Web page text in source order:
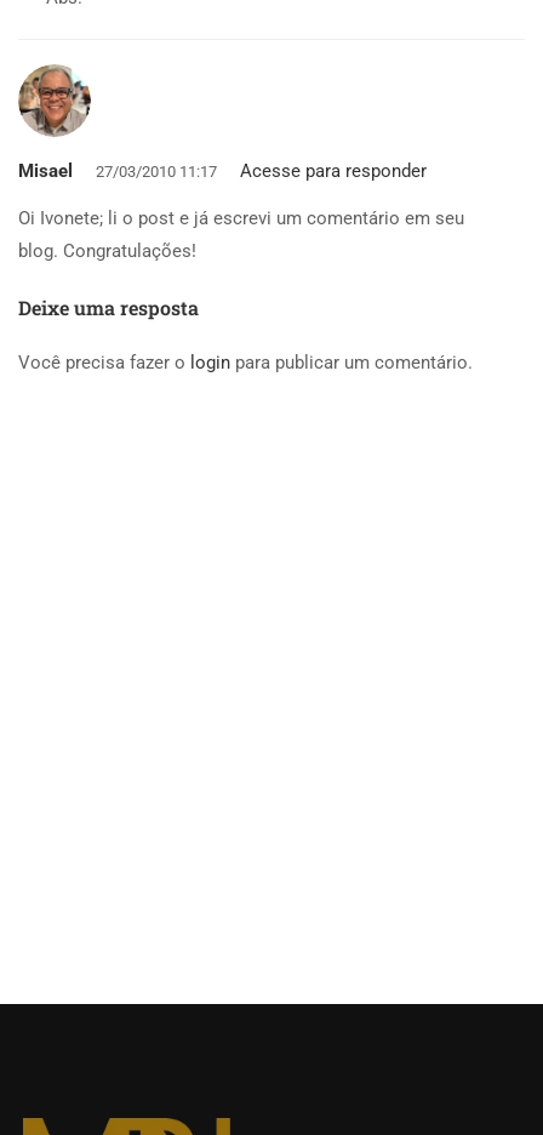
Misael 27/03/2010 11:17 Acesse para responder
Oi Ivonete; li o post e já escrevi um comentário em seu
blog. Congratulações!
Deixe uma resposta
Você precisa fazer o login para publicar um comentário.